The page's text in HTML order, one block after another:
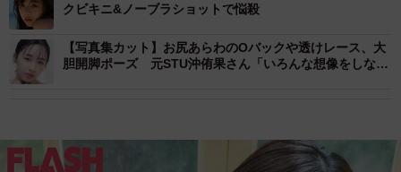
クビキニ&ノーブラショットで悩殺
【写真集カット】お尻あらわのOバックや透けレース、大
胆開脚ポーズ 元STU沖侑果さん「いろんな想像をしなが